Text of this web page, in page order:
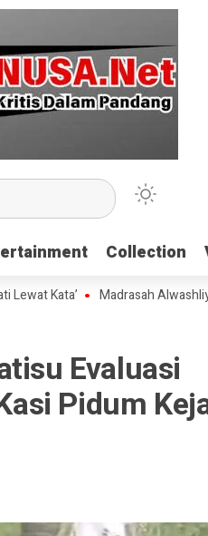
Collection
Collection
Madrasah Alwashliyah Kota
Evaluasi
Pidum